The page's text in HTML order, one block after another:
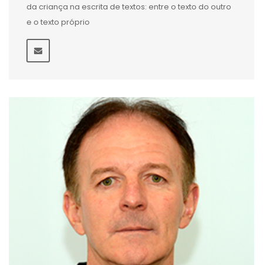
da criança na escrita de textos: entre o texto do outro
e o texto próprio